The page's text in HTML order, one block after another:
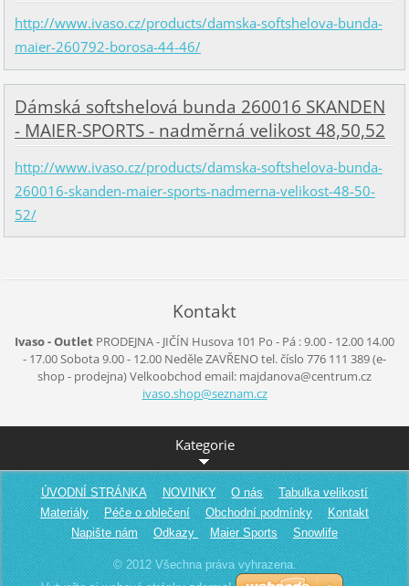
http://www.ivaso.cz/products/damska-softshelova-bunda-
maier-260792-borosa-44-46/
Dámská softshelová bunda 260016 SKANDEN
- MAIER-SPORTS - nadměrná velikost 48,50,52
http://www.ivaso.cz/products/damska-softshelova-bunda-
260016-skanden-maier-sports-nadmerna-velikost-48-50-
52/
Kontakt
Ivaso - Outlet PRODEJNA - JIČÍN Husova 101 Po - Pá :9.00 - 12.00 14.00
- 17.00Sobota 9.00 - 12.00 NeděleZAVŘENOtel. číslo 776 111 389(e-
shop - prodejna)Velkoobchod email: majdanova@centrum.cz
ivaso.shop@seznam.cz
Kategorie
ÚVODNÍ STRÁNKA NOVINKY O nás
Tabulka velikostí
Materiály
Péče o oblečení Obchodní podmínky
Kontakt
Napište nám
Odkazy Maier Sports Snowlife
© 2012 Všechna práva vyhrazena.